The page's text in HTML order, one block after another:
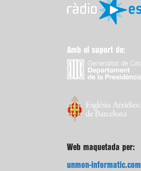
Amb el suport de:
Web maquetada per:
unmon-informatic.com